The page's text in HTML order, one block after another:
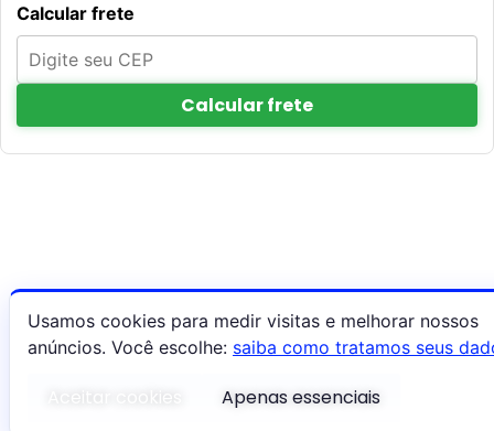
Calcular frete
Calcular frete
Usamos cookies para medir visitas e melhorar nossos
anúncios. Você escolhe: saiba como tratamos seus
Apenas essenciais